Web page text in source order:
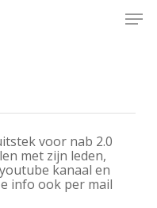
voor nab 2.0
met zijn leden,
kanaal en
info ook per mail